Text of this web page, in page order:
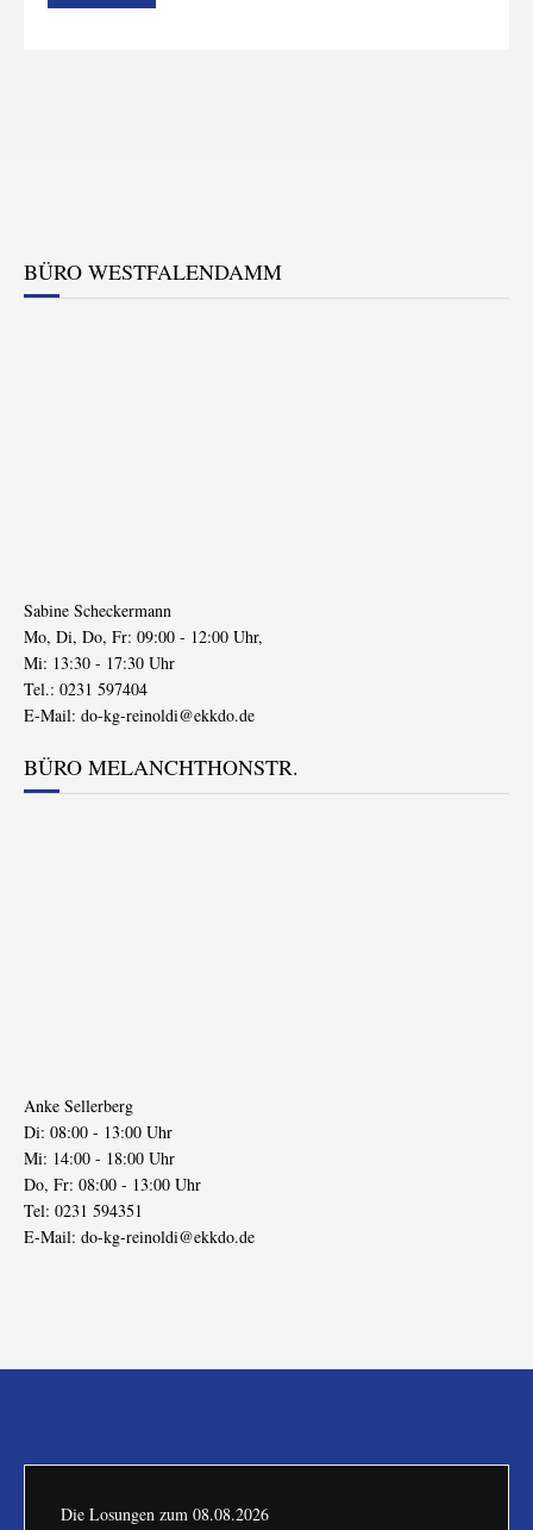
BÜRO WESTFALENDAMM
Sabine Scheckermann
Mo, Di, Do, Fr: 09:00 - 12:00 Uhr,
Mi: 13:30 - 17:30 Uhr
Tel.: 0231 597404
E-Mail: do-kg-reinoldi@ekkdo.de
BÜRO MELANCHTHONSTR.
Anke Sellerberg
Di: 08:00 - 13:00 Uhr
Mi: 14:00 - 18:00 Uhr
Do, Fr: 08:00 - 13:00 Uhr
Tel: 0231 594351
E-Mail: do-kg-reinoldi@ekkdo.de
Die Losungen zum 08.08.2026